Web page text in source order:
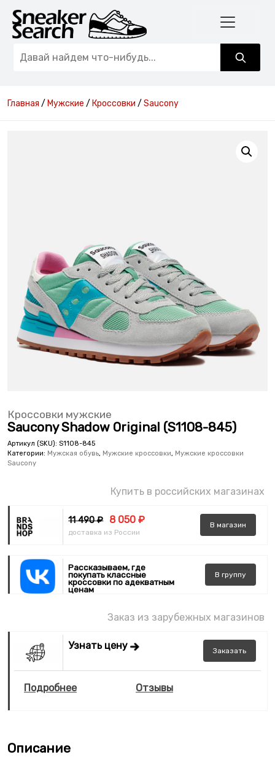
Главная / Мужские / Кроссовки / Saucony
Кроссовки мужские
Saucony Shadow Original (S1108-845)
Артикул (SKU): S1108-845
Категории: Мужская обувь, Мужские кроссовки, Мужские кроссовки
Saucony
Купить в российских магазинах
11 490 ₽ 8 050 ₽
доставка из России
В магазин
Рассказываем, где
покупать классные
кроссовки по адекватным
ценам
В группу
Заказ из зарубежных магазинов
Узнать цену Заказать
Подробнее Отзывы
Описание